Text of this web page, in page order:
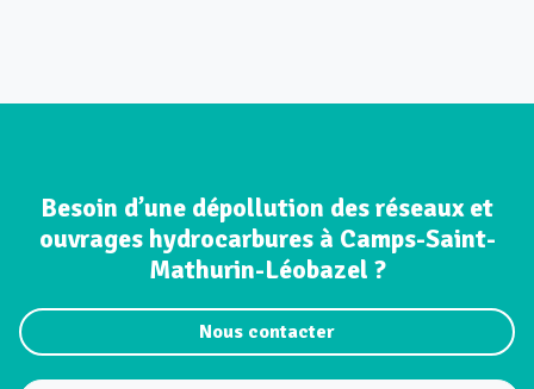
Besoin d’une dépollution des réseaux et
ouvrages hydrocarbures à Camps-Saint-
Mathurin-Léobazel ?
Nous contacter